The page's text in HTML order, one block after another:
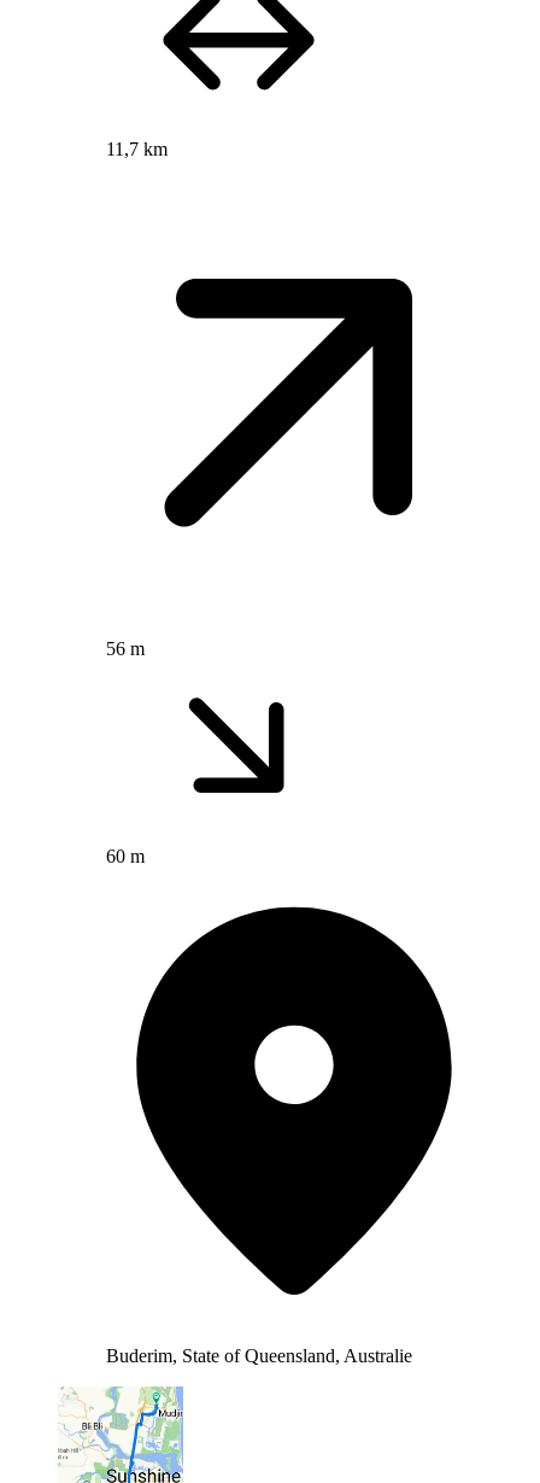
11,7 km
56 m
60 m
Buderim, State of Queensland, Australie